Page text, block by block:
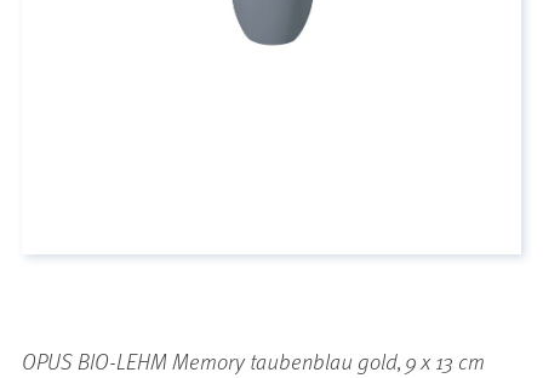
OPUS BIO-LEHM Memory taubenblau gold, 9 x 13 cm